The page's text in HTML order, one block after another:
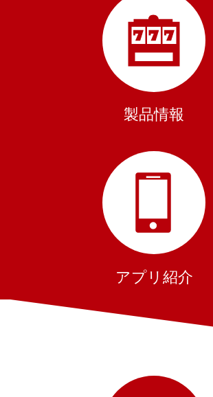
製品情報
アプリ紹介